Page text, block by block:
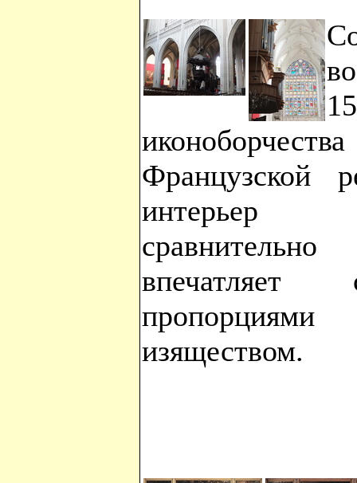
Французской
интерьер
впечатляет
изяществом.